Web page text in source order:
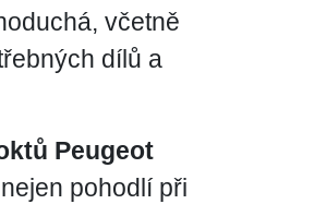
včetně
dílů a
Peugeot
pohodlí při